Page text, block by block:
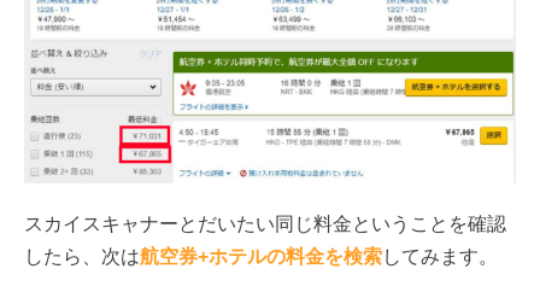
スカイスキャナーとだいたい同じ料金ということを確認
したら、次は航空券+ホテルの料金を検索してみます。